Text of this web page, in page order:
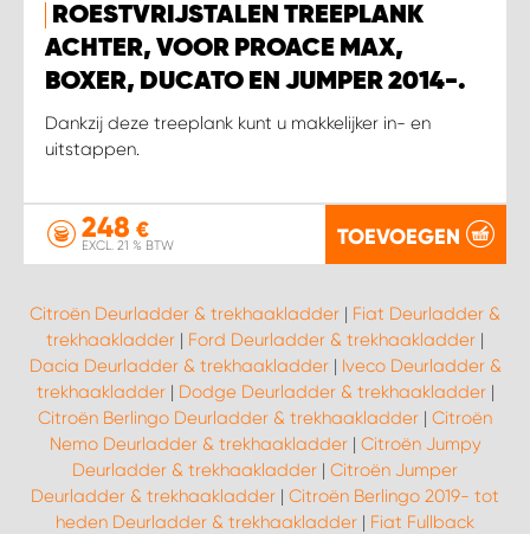
ROESTVRIJSTALEN TREEPLANK
ACHTER, VOOR PROACE MAX,
BOXER, DUCATO EN JUMPER 2014-.
Dankzij deze treeplank kunt u makkelijker in- en
uitstappen.
248 €
EXCL. 21 % BTW TOEVOEGEN
Citroën Deurladder & trekhaakladder | Fiat Deurladder &
trekhaakladder | Ford Deurladder & trekhaakladder |
Dacia Deurladder & trekhaakladder| Iveco Deurladder &
trekhaakladder| Dodge Deurladder & trekhaakladder|
Citroën Berlingo Deurladder & trekhaakladder | Citroën
Nemo Deurladder & trekhaakladder| Citroën Jumpy
Deurladder & trekhaakladder | Citroën Jumper
Deurladder & trekhaakladder | Citroën Berlingo 2019- tot
heden Deurladder & trekhaakladder | Fiat Fullback